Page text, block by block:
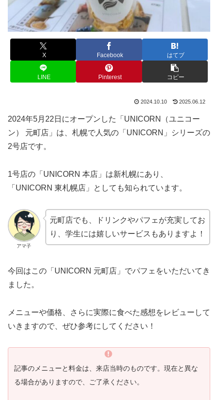
X Facebook はてブ
LINE Pinterest コピー
2024.10.10 2025.06.12
2024年5月22日にオープンした「UNICORN（ユニコー
ン） 元町店」は、札幌で人気の「UNICORN」シリーズの
2号店です。
1号店の「UNICORN 本店」は新札幌にあり、
「UNICORN 東札幌店」としても知られています。
アマ子
元町店でも、ドリンクやパフェが充実してお
り、学生には嬉しいサービスもありますよ！
今回はこの「UNICORN 元町店」でパフェをいただいてき
ました。
メニューや価格、さらに実際に食べた感想をレビューして
いきますので、ぜひ参考にしてください！
記事のメニューと料金は、来店当時のものです。現在と異な
る場合がありますので、ご了承ください。